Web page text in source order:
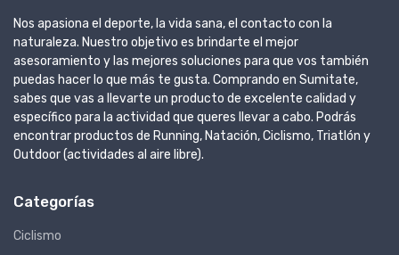
Nos apasiona el deporte, la vida sana, el contacto con la
naturaleza. Nuestro objetivo es brindarte el mejor
asesoramiento y las mejores soluciones para que vos también
puedas hacer lo que más te gusta. Comprando en Sumitate,
sabes que vas a llevarte un producto de excelente calidad y
específico para la actividad que queres llevar a cabo. Podrás
encontrar productos de Running, Natación, Ciclismo, Triatlón y
Outdoor (actividades al aire libre).
Categorías
Ciclismo